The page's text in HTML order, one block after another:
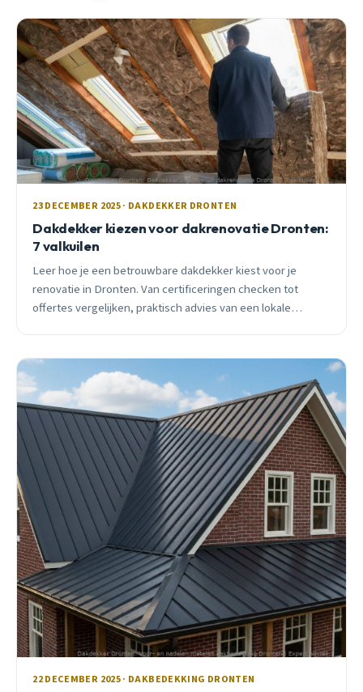
23 DECEMBER 2025 · DAKDEKKER DRONTEN
Dakdekker kiezen voor dakrenovatie Dronten:
7 valkuilen
Leer hoe je een betrouwbare dakdekker kiest voor je
renovatie in Dronten. Van certificeringen checken tot
offertes vergelijken, praktisch advies van een lokale
22 DECEMBER 2025 · DAKBEDEKKING DRONTEN